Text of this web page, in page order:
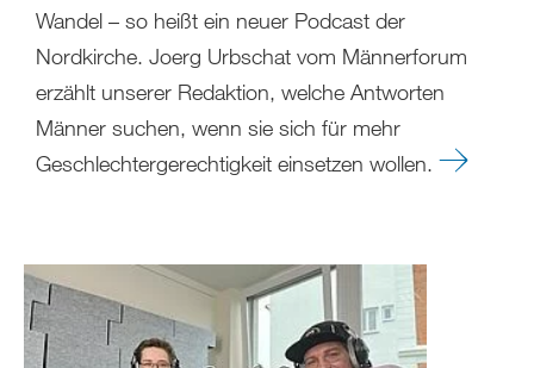
Wandel – so heißt ein neuer Podcast der
Nordkirche. Joerg Urbschat vom Männerforum
erzählt unserer Redaktion, welche Antworten
Männer suchen, wenn sie sich für mehr
Geschlechtergerechtigkeit einsetzen wollen.